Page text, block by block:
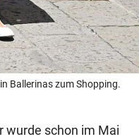
Ballerinas zum Shopping.
wurde schon im Mai